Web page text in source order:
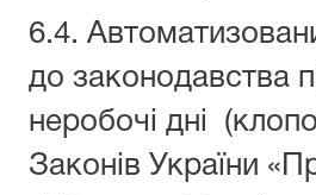
6.4.
до законодавства
неробочі дні
Законів України